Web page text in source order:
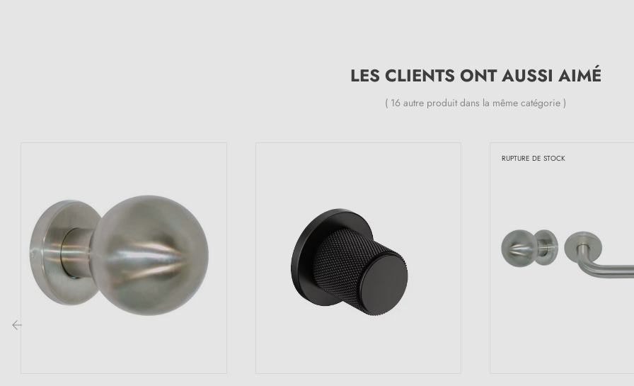
(12 avis)
LES CLIENTS ONT AUSSI AIMÉ
( 16 autre produit dans la même catégorie )
RUPTURE DE STOCK